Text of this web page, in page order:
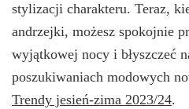
stylizacji charakteru. Teraz,
andrzejki, możesz spokojnie
wyjątkowej nocy i błyszczeć
poszukiwaniach modowych
Trendy jesień-zima 2023/24.